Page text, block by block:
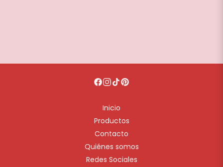
Inicio
Productos
Contacto
Quiénes somos
Redes Sociales